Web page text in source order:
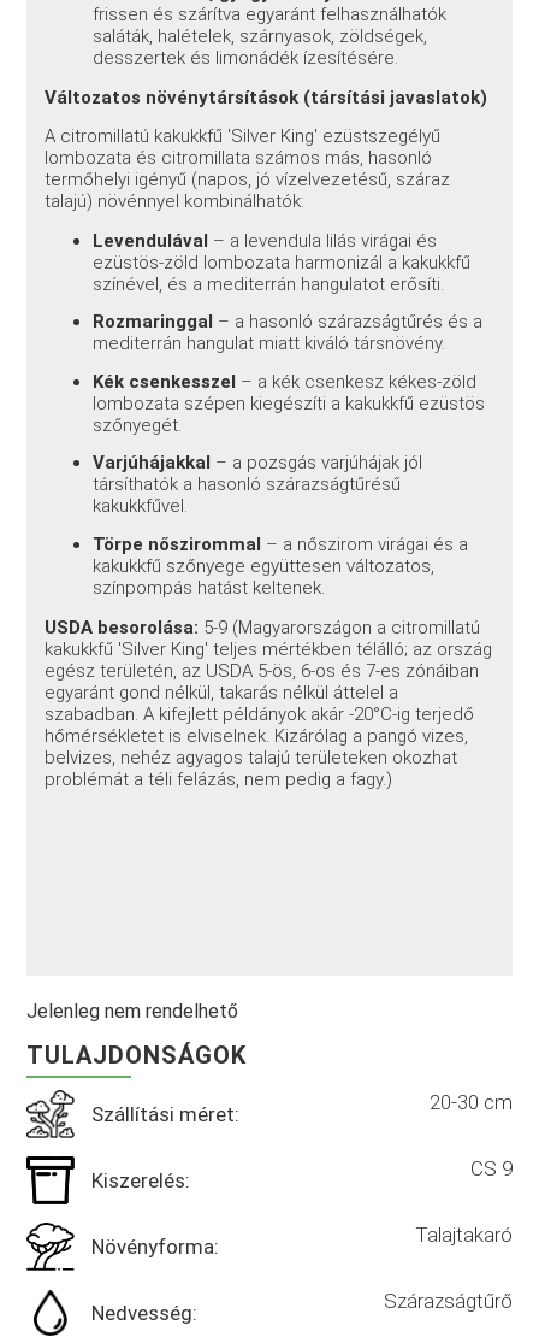
frissen és szárítva egyaránt felhasználhatók
saláták, halételek, szárnyasok, zöldségek,
desszertek és limonádék ízesítésére.
Változatos növénytársítások (társítási javaslatok)
A citromillatú kakukkfű 'Silver King' ezüstszegélyű
lombozata és citromillata számos más, hasonló
termőhelyi igényű (napos, jó vízelvezetésű, száraz
talajú) növénnyel kombinálhatók:
Levendulával – a levendula lilás virágai és
ezüstös-zöld lombozata harmonizál a kakukkfű
színével, és a mediterrán hangulatot erősíti.
Rozmaringgal – a hasonló szárazságtűrés és a
mediterrán hangulat miatt kiváló társnövény.
Kék csenkesszel – a kék csenkesz kékes-zöld
lombozata szépen kiegészíti a kakukkfű ezüstös
szőnyegét.
Varjúhájakkal – a pozsgás varjúhájak jól
társíthatók a hasonló szárazságtűrésű
kakukkfűvel.
Törpe nőszirommal – a nőszirom virágai és a
kakukkfű szőnyege együttesen változatos,
színpompás hatást keltenek.
USDA besorolása: 5-9 (Magyarországon a citromillatú
kakukkfű 'Silver King' teljes mértékben télálló; az ország
egész területén, az USDA 5-ös, 6-os és 7-es zónáiban
egyaránt gond nélkül, takarás nélkül áttelel a
szabadban. A kifejlett példányok akár -20°C-ig terjedő
hőmérsékletet is elviselnek. Kizárólag a pangó vizes,
belvizes, nehéz agyagos talajú területeken okozhat
problémát a téli felázás, nem pedig a fagy.)
Jelenleg nem rendelhető
TULAJDONSÁGOK
Szállítási méret: 20-30 cm
Kiszerelés: CS 9
Növényforma: Talajtakaró
Nedvesség: Szárazságtűrő